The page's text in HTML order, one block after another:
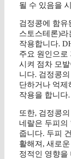
될 수 있음을
검정콩에 함유
스토스테론)라
작용합니다.
주요 원인으로
시켜 점차 모
니다. 검정콩
단하거나 억제
작용을 합니다.
또한, 검정콩
네랄은 두피의
줍니다. 두피
활해져, 새로
정적인 영향을